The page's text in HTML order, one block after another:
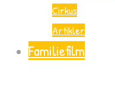
Cirkus
Artikler
Familiefilm